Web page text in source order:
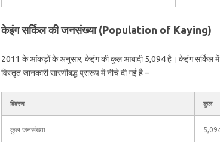
केइंग सर्किल की जनसंख्या (Population of Kaying)
2011 के आंकड़ों के अनुसार, केइंग की कुल आबादी 5,094 है। केइंग सर्किल में
विस्तृत जानकारी सारणीबद्ध प्रारूप में नीचे दी गई है –
विवरण कुल
कुल जनसंख्या